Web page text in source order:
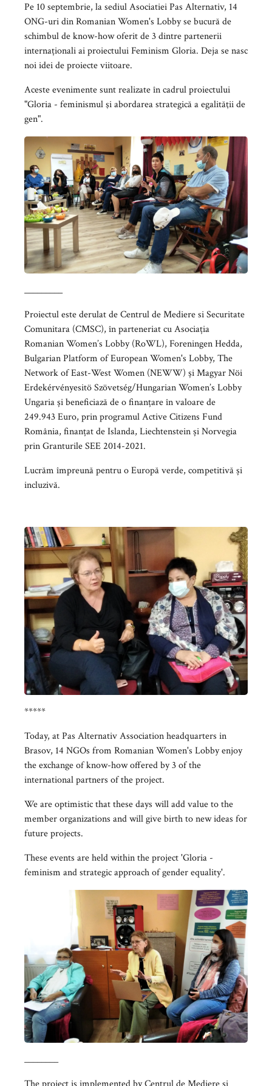
Pe 10 septembrie, la sediul Asociatiei Pas Alternativ, 14
ONG-uri din Romanian Women's Lobby se bucură de
schimbul de know-how oferit de 3 dintre partenerii
internaționali ai proiectului Feminism Gloria. Deja se nasc
noi idei de proiecte viitoare.
Aceste evenimente sunt realizate în cadrul proiectului
"Gloria - feminismul şi abordarea strategică a egalităţii de
gen".
_________
Proiectul este derulat de Centrul de Mediere si Securitate
Comunitara (CMSC), în parteneriat cu Asociația
Romanian Women’s Lobby (RoWL), Foreningen Hedda,
Bulgarian Platform of European Women's Lobby, The
Network of East-West Women (NEWW) și Magyar Nöi
Erdekérvényesitö Szövetség/Hungarian Women’s Lobby
Ungaria și beneficiază de o finanțare în valoare de
249.943 Euro, prin programul Active Citizens Fund
România, finanțat de Islanda, Liechtenstein și Norvegia
prin Granturile SEE 2014-2021.
Lucrăm împreună pentru o Europă verde, competitivă și
incluzivă.
*****
Today, at Pas Alternativ Association headquarters in
Brasov, 14 NGOs from Romanian Women's Lobby enjoy
the exchange of know-how offered by 3 of the
international partners of the project.
We are optimistic that these days will add value to the
member organizations and will give birth to new ideas for
future projects.
These events are held within the project 'Gloria -
feminism and strategic approach of gender equality'.
________